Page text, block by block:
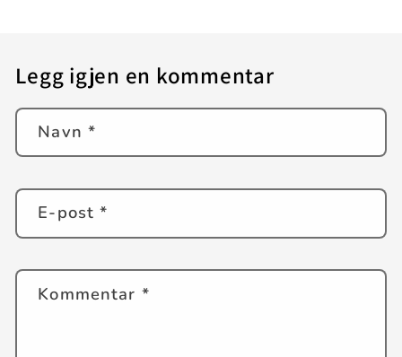
Legg igjen en kommentar
Navn *
E-post*
Kommentar *